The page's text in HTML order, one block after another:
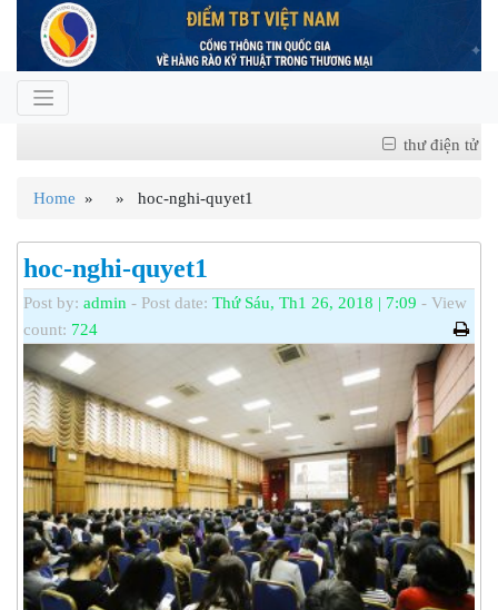
thư điện tử
Home » » hoc-nghi-quyet1
hoc-nghi-quyet1
Post by: admin - Post date: Thứ Sáu, Th1 26, 2018 | 7:09 - View
count: 724